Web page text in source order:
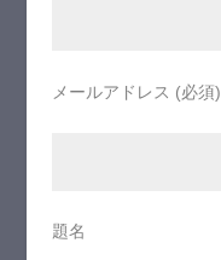
メールアドレス (必須)
題名